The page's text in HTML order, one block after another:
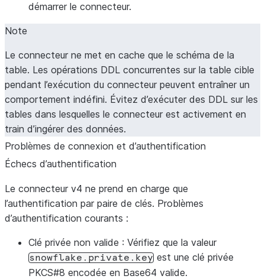
démarrer le connecteur.
Note
Le connecteur ne met en cache que le schéma de la
table. Les opérations DDL concurrentes sur la table cible
pendant l’exécution du connecteur peuvent entraîner un
comportement indéfini. Évitez d’exécuter des DDL sur les
tables dans lesquelles le connecteur est activement en
train d’ingérer des données.
Problèmes de connexion et d’authentification
Échecs d’authentification
Le connecteur v4 ne prend en charge que
l’authentification par paire de clés. Problèmes
d’authentification courants :
Clé privée non valide : Vérifiez que la valeur
snowflake.private.key est une clé privée
PKCS#8 encodée en Base64 valide.